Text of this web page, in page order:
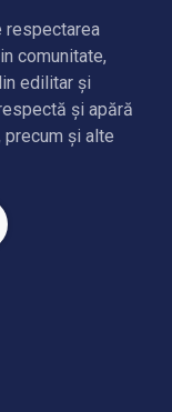
respectarea
comunitate,
edilitar și
și apără
și alte